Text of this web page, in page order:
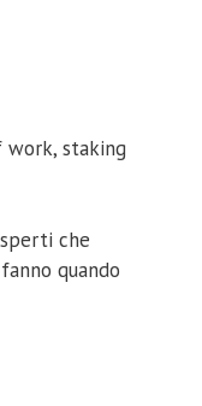
staking
che
quando